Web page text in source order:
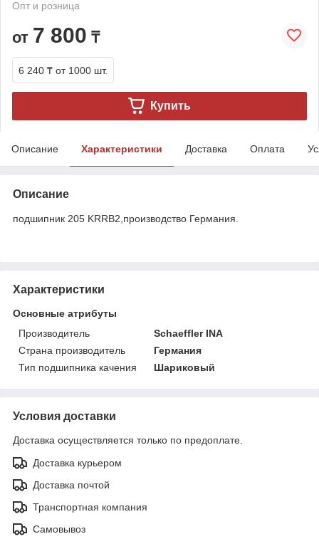
Опт и розница
от 7 800 ₸
6 240 ₸ от 1000 шт.
Купить
Описание Характеристики Доставка Оплата
Описание
подшипник 205 KRRB2,производство Германия.
Характеристики
Основные атрибуты
Производитель
Schaeffler INA
Страна производитель
Германия
Тип подшипника качения
Шариковый
Условия доставки
Доставка осуществляется только по предоплате.
Доставка курьером
Доставка почтой
Транспортная компания
Самовывоз